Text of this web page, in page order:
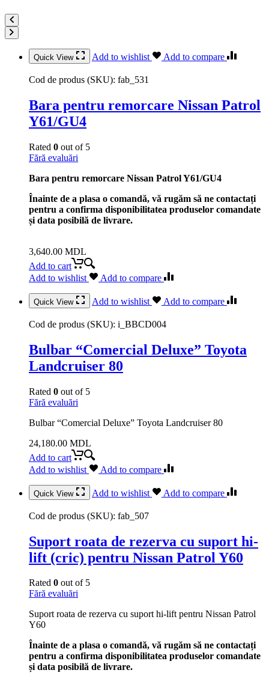
Quick View Add to wishlist Add to compare
Cod de produs (SKU): fab_531
Bara pentru remorcare Nissan Patrol
Y61/GU4
Rated 0 out of 5
Fără evaluări
Bara pentru remorcare Nissan Patrol Y61/GU4
Înainte de a plasa o comandă, vă rugăm să ne contactați
pentru a confirma disponibilitatea produselor comandate
și data posibilă de livrare.
3,640.00 MDL
Add to cart
Add to wishlist
Add to compare
Quick View Add to wishlist Add to compare
Cod de produs (SKU): i_BBCD004
Bulbar “Comercial Deluxe” Toyota
Landcruiser 80
Rated 0 out of 5
Fără evaluări
Bulbar “Comercial Deluxe” Toyota Landcruiser 80
24,180.00 MDL
Add to cart
Add to wishlist
Add to compare
Quick View Add to wishlist Add to compare
Cod de produs (SKU): fab_507
Suport roata de rezerva cu suport hi-
lift (cric) pentru Nissan Patrol Y60
Rated 0 out of 5
Fără evaluări
Suport roata de rezerva cu suport hi-lift pentru Nissan Patrol
Y60
Înainte de a plasa o comandă, vă rugăm să ne contactați
pentru a confirma disponibilitatea produselor comandate
și data posibilă de livrare.